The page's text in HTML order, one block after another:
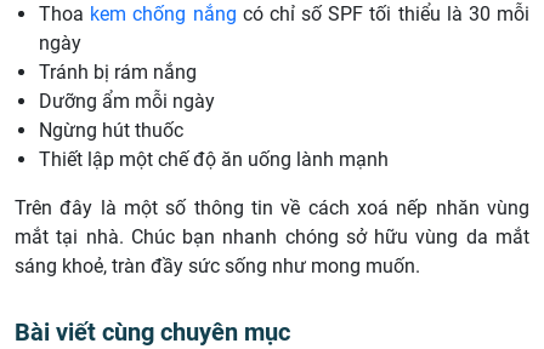
Thoa kem chống nắng có chỉ số SPF tối thiểu là 30 mỗi
ngày
Tránh bị rám nắng
Dưỡng ẩm mỗi ngày
Ngừng hút thuốc
Thiết lập một chế độ ăn uống lành mạnh
Trên đây là một số thông tin về cách xoá nếp nhăn vùng
mắt tại nhà. Chúc bạn nhanh chóng sở hữu vùng da mắt
sáng khoẻ, tràn đầy sức sống như mong muốn.
Bài viết cùng chuyên mục